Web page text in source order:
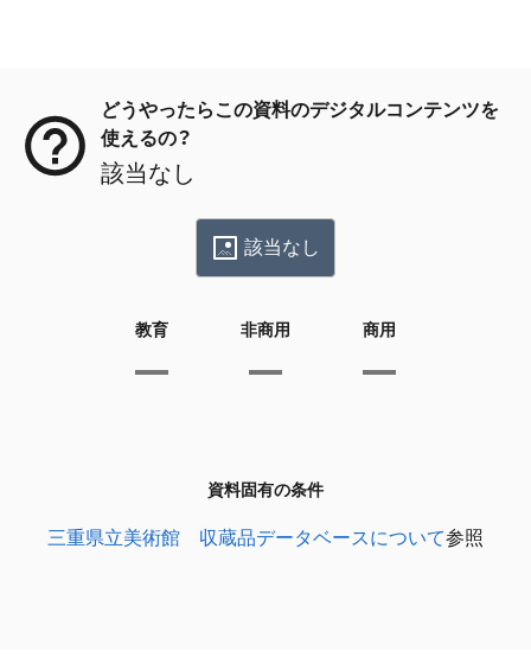
どうやったらこの資料のデジタルコンテンツを
使えるの？
該当なし
該当なし
教育 非商用 商用
資料固有の条件
三重県立美術館 収蔵品データベースについて参照